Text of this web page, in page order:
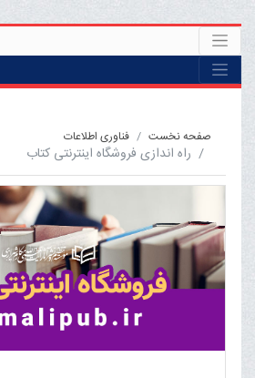
صفحه نخست فناوری اطلاعات
راه اندازی فروشگاه اینترنتی کتاب